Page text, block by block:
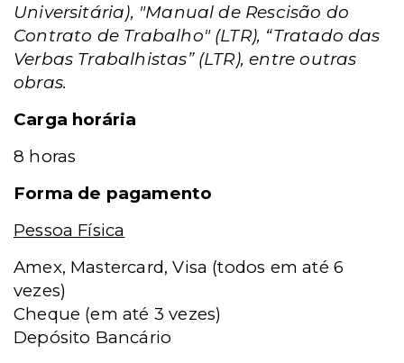
Universitária), "Manual de Rescisão do
Contrato de Trabalho" (LTR), “Tratado das
Verbas Trabalhistas” (LTR), entre outras
obras.
Carga horária
8 horas
Forma de pagamento
Pessoa Física
Amex, Mastercard, Visa (todos em até 6
vezes)
Cheque (em até 3 vezes)
Depósito Bancário